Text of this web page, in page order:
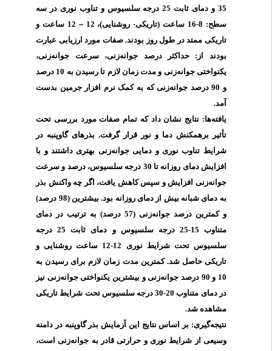
35 و دمای ثابت 25 درجه سلسیوس و تناوب نوری در سه
سطح: 8-16 ساعت (تاریکی- روشنایی)، 12
–
12 ساعت و
تاریکی ممتد در طول روز بودند. صفات مورد ارزیابی عبارت
بودند از: حداکثر درصد جوانه‌زنی، سرعت جوانه‌زنی،
یکنواختی جوانه‌زنی و مدت زمان لازم تا رسیدن به 10 درصد
و 90 درصد جوانه‌زنی که به کمک نرم افزار جرمین بدست
آمد.
یافته‌ها: نتایج نشان داد که تمام صفات مورد بررسی تحت
تأثیر برهمکنش دما و نور قرار گرفت. بذرهای گاوپنبه در
شرایط تناوب نوری و دمایی جوانه‌زنی بهتری داشتند و با
افزایش دمای روزانه تا 30 درجه سلسیوس، درصد و سرعت
جوانه‌زنی افزایش و سپس کاهش یافت، اگر چه واکنش بذر
به دمای شبانه بیش از دمای روزانه بود. بیشترین
(98 درصد)
و کمترین درصد جوانه‌زنی (57 درصد) به ترتیب
در دمای
متناوب 15-25 درجه سلسیوس و دمای ثابت 25 درجه
سلسیوس تحت شرایط نوری 12-12 ساعت روشنایی و
تاریکی حاصل شد. کمترین مدت زمان لازم برای رسیدن به
10 و 90 درصد جوانه‌زنی و بیشترین یکنواختی جوانه‌زنی نیز
در دمای متناوب 20-30 درجه سلسیوس تحت شرایط تاریکی
مشاهده شد.
نتیجه‌گیری: بر اساس نتایج این آزمایش بذر گاوپنبه در دامنه
وسیعی از شرایط نوری و حرارتی قادر به جوانه‌زنی است،